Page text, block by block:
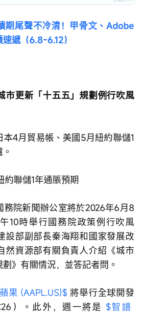
期尾聲不冷清！甲骨文、Adobe
遞（6.8-6.12）
市更新「十五五」規劃例行吹風
本4月貿易帳、美國5月紐約聯儲1
聯儲1年通脹預期
務院新聞辦公室將於2026年6月8
10時舉行國務院政策例行吹風
設部副部長秦海翔和國家發展改
然資源部有關負責人介紹《城市
》有關情況，並答記者問。
果 (AAPL.US)$ 將舉行全球開發
）。此外，週一將是 $智譜